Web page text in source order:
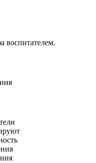
воспитателем.